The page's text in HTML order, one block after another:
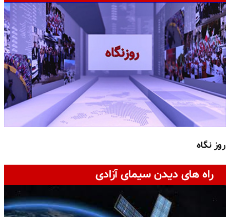
روز نگاه
راه های دیدن سیمای آزادی